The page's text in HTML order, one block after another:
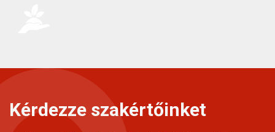
Kérdezze szakértőinket